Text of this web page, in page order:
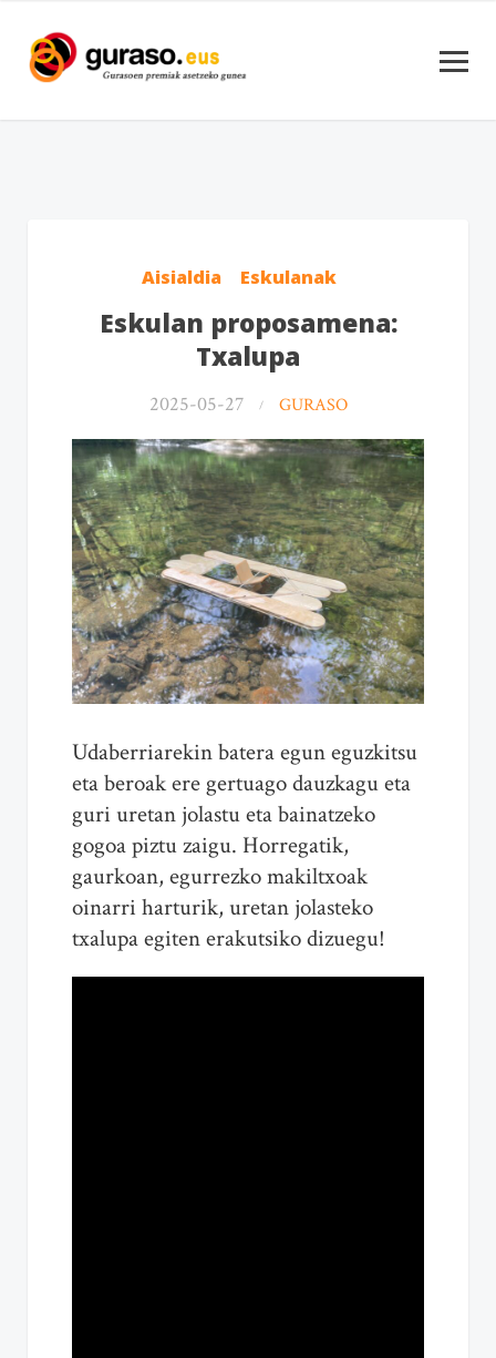
Aisialdia Eskulanak
Eskulan proposamena:
Txalupa
2025-05-27 GURASO
Udaberriarekin batera egun eguzkitsu
eta beroak ere gertuago dauzkagu eta
guri uretan jolastu eta bainatzeko
gogoa piztu zaigu. Horregatik,
gaurkoan, egurrezko makiltxoak
oinarri harturik, uretan jolasteko
txalupa egiten erakutsiko dizuegu!